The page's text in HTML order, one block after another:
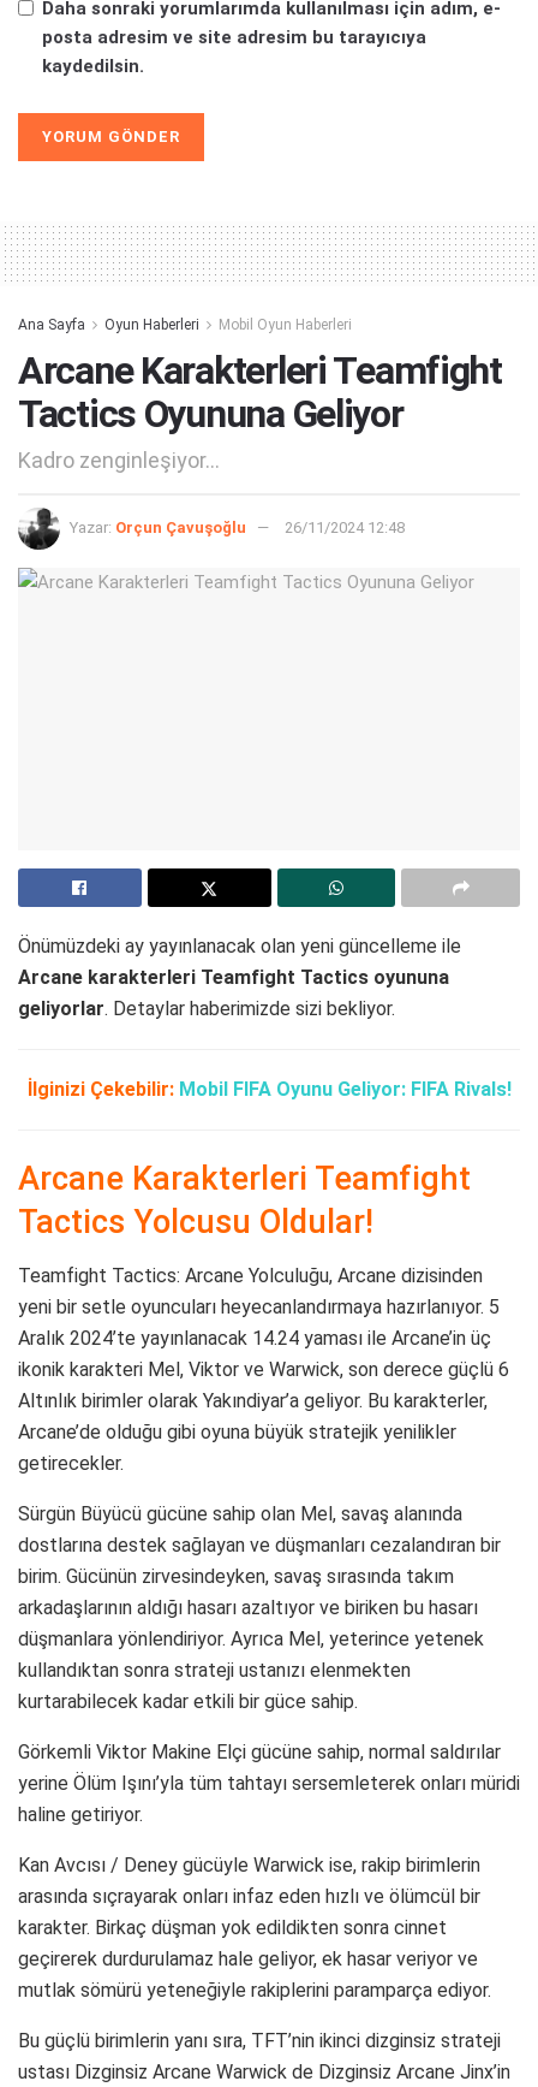
Daha sonraki yorumlarımda kullanılması için adım, e-
posta adresim ve site adresim bu tarayıcıya
kaydedilsin.
Ana Sayfa Oyun Haberleri Mobil Oyun Haberleri
Arcane Karakterleri Teamfight
Tactics Oyununa Geliyor
Kadro zenginleşiyor...
Yazar: Orçun Çavuşoğlu 26/11/2024 12:48
Önümüzdeki ay yayınlanacak olan yeni güncelleme ile
Arcane karakterleri Teamfight Tactics oyununa
geliyorlar. Detaylar haberimizde sizi bekliyor.
İlginizi Çekebilir: Mobil FIFA Oyunu Geliyor: FIFA Rivals!
Arcane Karakterleri Teamfight
Tactics Yolcusu Oldular!
Teamfight Tactics: Arcane Yolculuğu, Arcane dizisinden
yeni bir setle oyuncuları heyecanlandırmaya hazırlanıyor. 5
Aralık 2024’te yayınlanacak 14.24 yaması ile Arcane’in üç
ikonik karakteri Mel, Viktor ve Warwick, son derece güçlü 6
Altınlık birimler olarak Yakındiyar’a geliyor. Bu karakterler,
Arcane’de olduğu gibi oyuna büyük stratejik yenilikler
getirecekler.
Sürgün Büyücü gücüne sahip olan Mel, savaş alanında
dostlarına destek sağlayan ve düşmanları cezalandıran bir
birim. Gücünün zirvesindeyken, savaş sırasında takım
arkadaşlarının aldığı hasarı azaltıyor ve biriken bu hasarı
düşmanlara yönlendiriyor. Ayrıca Mel, yeterince yetenek
kullandıktan sonra strateji ustanızı elenmekten
kurtarabilecek kadar etkili bir güce sahip.
Görkemli Viktor Makine Elçi gücüne sahip, normal saldırılar
yerine Ölüm Işını’yla tüm tahtayı sersemleterek onları müridi
haline getiriyor.
Kan Avcısı / Deney gücüyle Warwick ise, rakip birimlerin
arasında sıçrayarak onları infaz eden hızlı ve ölümcül bir
karakter. Birkaç düşman yok edildikten sonra cinnet
geçirerek durdurulamaz hale geliyor, ek hasar veriyor ve
mutlak sömürü yeteneğiyle rakiplerini paramparça ediyor.
Bu güçlü birimlerin yanı sıra, TFT’nin ikinci dizginsiz strateji
ustası Dizginsiz Arcane Warwick de Dizginsiz Arcane Jinx’in